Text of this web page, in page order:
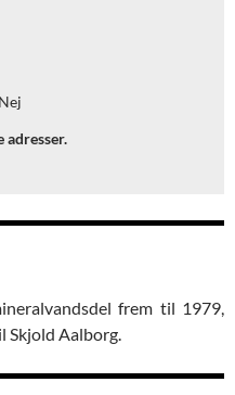
Nej
adresser.
frem til 1979,
Skjold Aalborg.